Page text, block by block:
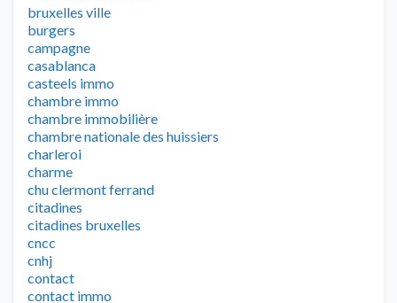
bruxelles ville
burgers
campagne
casablanca
casteels immo
chambre immo
chambre immobilière
chambre nationale des huissiers
charleroi
charme
chu clermont ferrand
citadines
citadines bruxelles
cncc
cnhj
contact
contact immo